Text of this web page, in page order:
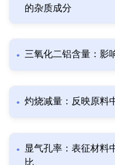
的杂质成分
三氧化二铝含量：影
灼烧减量：反映原料
显气孔率：表征材料
比